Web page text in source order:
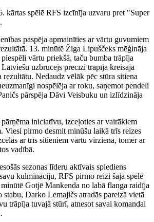
kārtas spēlē RFS izcīnīja uzvaru pret "Super
paspēja apmainīties ar vārtu guvumiem
13. minūtē Žiga Lipuščeks mēģināja
vārtu priekšā, taču bumba trāpīja
uzbrucējs precīzi trāpīja kreisajā
rezultātu. Nedaudz vēlāk pēc stūra sitiena
nospēlēja ar roku, saņemot pendeli
pārspēja Dāvi Veisbuku un izlīdzināja
iniciatīvu, izceļoties ar vairākiem
Viesi pirmo desmit minūšu laikā trīs reizes
ar trīs sitieniem vārtu virzienā, tomēr ar
vadībā.
sezonas līderu aktīvais spiediens
kulmināciju, RFS pirmo reizi šajā spēlē
Gotjē Mankenda no labā flanga raidīja
stabu, Darko Lemajičs atradās pareizā vietā
trāpīja tuvajā stūrī, atnesot savai komandai